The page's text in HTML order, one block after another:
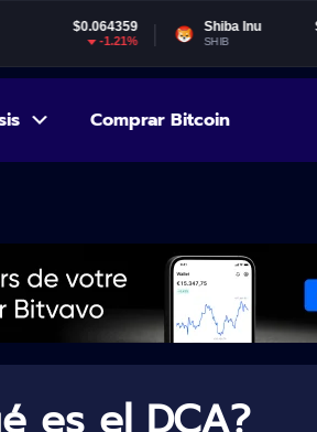
Shiba Inu $0.000005
SHIB
Comprar Bitcoin
es el DCA?